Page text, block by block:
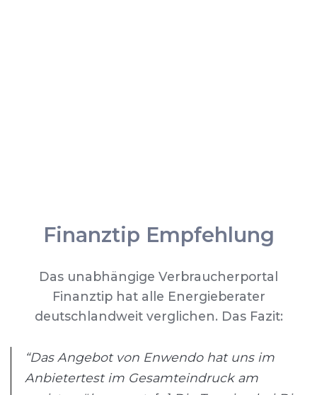
Finanztip Empfehlung
Das unabhängige Verbraucherportal
Finanztip hat alle Energieberater
deutschlandweit verglichen. Das Fazit:
“Das Angebot von Enwendo hat uns im
Anbietertest im Gesamteindruck am